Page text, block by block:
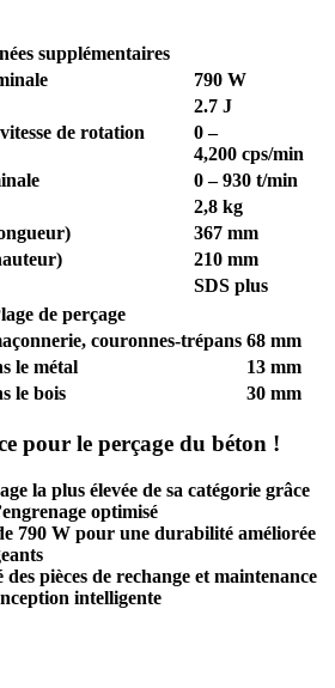
supplémentaires
790 W
2.7 J
de rotation
0 –
4,200 cps/min
0 – 930 t/min
2,8 kg
367 mm
210 mm
SDS plus
de perçage
couronnes-trépans 68 mm
le métal
13 mm
le bois
30 mm
pour le perçage du béton !
la plus élevée de sa catégorie grâce
optimisé
790 W pour une durabilité améliorée
pièces de rechange et maintenance
intelligente